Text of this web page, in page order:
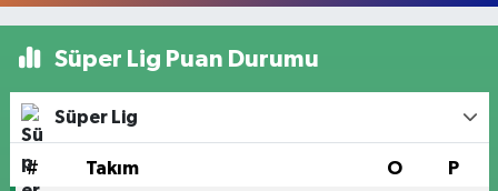
Süper Lig Puan Durumu
Süper Lig
# Takım O P